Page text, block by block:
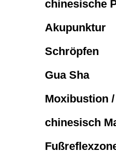
chinesische
Akupunktur
Schröpfen
Gua Sha
Moxibustion
chinesisch